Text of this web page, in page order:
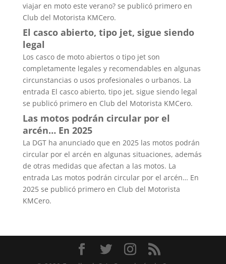
viajar en moto este verano? se publicó primero en
Club del Motorista KMCero.
El casco abierto, tipo jet, sigue siendo
legal
Los casco de moto abiertos o tipo jet son
completamente legales y recomendables en algunas
circunstancias o usos profesionales o urbanos. La
entrada El casco abierto, tipo jet, sigue siendo legal
se publicó primero en Club del Motorista KMCero.
Las motos podrán circular por el
arcén… En 2025
La DGT ha anunciado que en 2025 las motos podrán
circular por el arcén en algunas situaciones, además
de otras medidas que afectan a las motos. La
entrada Las motos podrán circular por el arcén… En
2025 se publicó primero en Club del Motorista
KMCero.